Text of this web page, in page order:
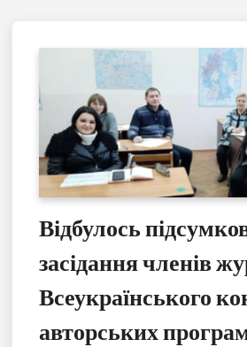
Відбулось
засідання членів
Всеукраїнського
авторських